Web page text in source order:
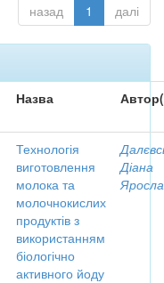
назад 1 далі
Назва
Технологія
виготовлення
молока та
молочнокислих
продуктів з
використанням
біологічно
активного йоду
Діана